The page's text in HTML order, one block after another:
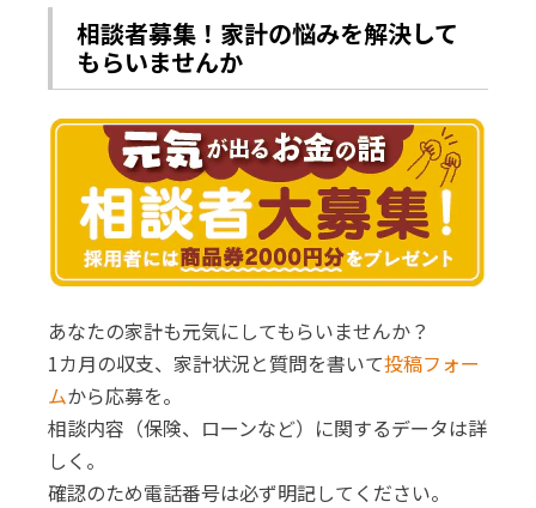
相談者募集！家計の悩みを解決して
もらいませんか
あなたの家計も元気にしてもらいませんか？
1カ月の収支、家計状況と質問を書いて投稿フォー
ムから応募を。
相談内容（保険、ローンなど）に関するデータは詳
しく。
確認のため電話番号は必ず明記してください。